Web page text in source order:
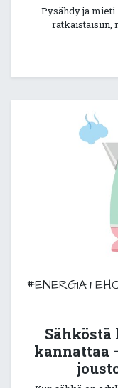
Pysähdy ja
ratkaistaisiin,
kannattaa